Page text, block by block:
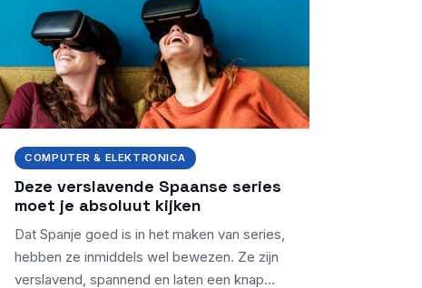
COMPUTER & ELEKTRONICA
Deze verslavende Spaanse series
moet je absoluut kijken
Dat Spanje goed is in het maken van series,
hebben ze inmiddels wel bewezen. Ze zijn
verslavend, spannend en laten een knap…